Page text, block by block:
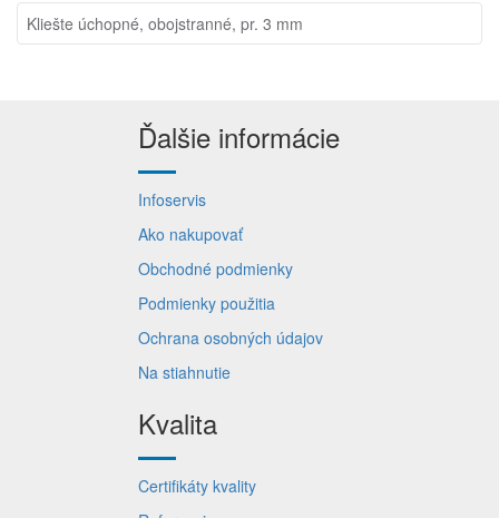
Kliešte úchopné, obojstranné, pr. 3 mm
Ďalšie informácie
Infoservis
Ako nakupovať
Obchodné podmienky
Podmienky použitia
Ochrana osobných údajov
Na stiahnutie
Kvalita
Certifikáty kvality